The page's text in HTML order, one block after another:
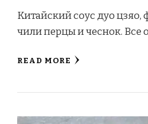
Китайский соус дуо
чили перцы и чеснок. Все
READ MORE